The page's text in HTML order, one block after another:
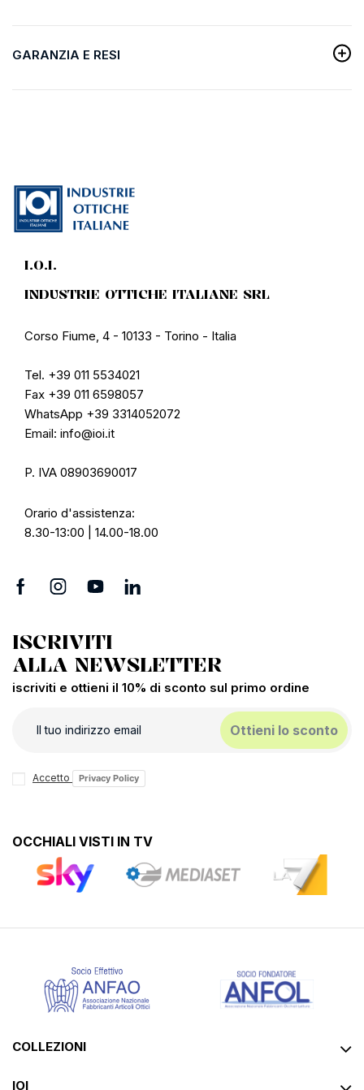
GARANZIA E RESI
I.O.I.
INDUSTRIE OTTICHE ITALIANE SRL
Corso Fiume, 4 - 10133 - Torino - Italia
Tel. +39 011 5534021
Fax +39 011 6598057
WhatsApp +39 3314052072
Email: info@ioi.it
P. IVA 08903690017
Orario d'assistenza:
8.30-13:00 | 14.00-18.00
ISCRIVITI
ALLA NEWSLETTER
iscriviti e ottieni il 10% di sconto sul primo ordine
Ottieni lo sconto
Accetto Privacy Policy
OCCHIALI VISTI IN TV
COLLEZIONI
IOI